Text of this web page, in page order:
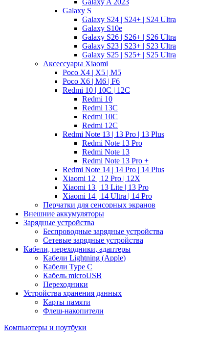
Galaxy S
Galaxy S24 | S24+ | S24 Ultra
Galaxy S10e
Galaxy S26 | S26+ | S26 Ultra
Galaxy S23 | S23+ | S23 Ultra
Galaxy S25 | S25+ | S25 Ultra
Аксессуары Xiaomi
Poco X4 | X5 | M5
Poco X6 | M6 | F6
Redmi 10 | 10C | 12C
Redmi 10
Redmi 13C
Redmi 10C
Redmi 12C
Redmi Note 13 | 13 Pro | 13 Plus
Redmi Note 13 Pro
Redmi Note 13
Redmi Note 13 Pro +
Redmi Note 14 | 14 Pro | 14 Plus
Xiaomi 12 | 12 Pro | 12X
Xiaomi 13 | 13 Lite | 13 Pro
Xiaomi 14 | 14 Ultra | 14 Pro
Перчатки для сенсорных экранов
Внешние аккумуляторы
Зарядные устройства
Беспроводные зарядные устройства
Сетевые зарядные устройства
Кабели, переходники, адаптеры
Кабели Lightning (Apple)
Кабели Type C
Кабель microUSB
Переходники
Устройства хранения данных
Карты памяти
Флеш-накопители
Компьютеры и ноутбуки